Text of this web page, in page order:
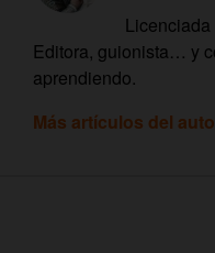
Editora, guionista… y
aprendiendo.
Más artículos del